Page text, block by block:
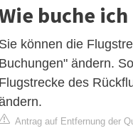
buche
Sie können die
Buchungen" ändern.
Flugstrecke des
Antrag auf Entfernung der